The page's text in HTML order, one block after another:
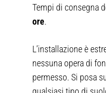
Tempi di consegna
ore.
L’installazione è
nessuna opera di
permesso. Si posa